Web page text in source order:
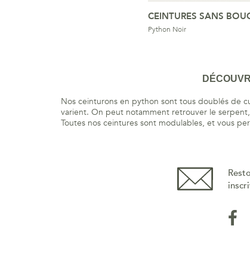
CEINTURES SANS
Python Noir
Nos ceinturons en python sont tous doublés de
varient. On peut notamment retrouver le
Toutes nos ceintures sont modulables, et vous